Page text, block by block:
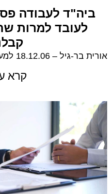
ביה"ד לעבודה
לעובד למרות
אורית בר-גיל – 18.12.06 למעבר לכתבה המלאה >>
קרא